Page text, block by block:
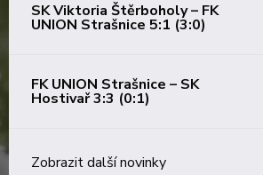
SK Viktoria Štěrboholy – FK
UNION Strašnice 5:1 (3:0)
FK UNION Strašnice – SK
Hostivař 3:3 (0:1)
Zobrazit další novinky